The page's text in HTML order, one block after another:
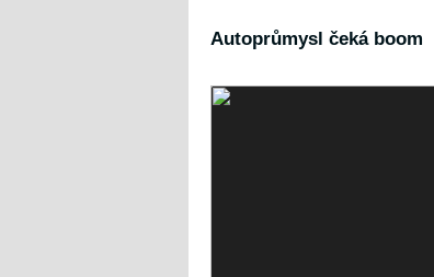
Autoprůmysl čeká boom